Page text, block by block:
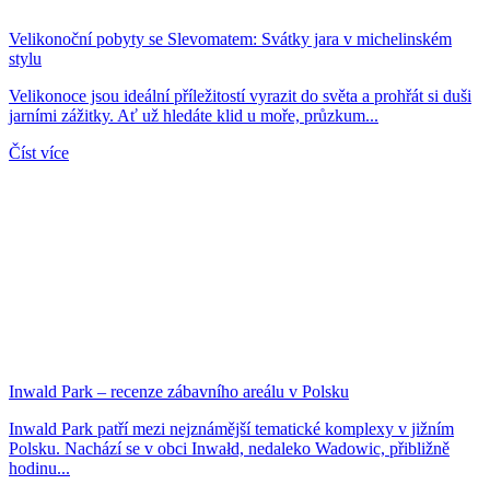
Velikonoční pobyty se Slevomatem: Svátky jara v michelinském
stylu
Velikonoce jsou ideální příležitostí vyrazit do světa a prohřát si duši
jarními zážitky. Ať už hledáte klid u moře, průzkum...
Číst více
Inwald Park – recenze zábavního areálu v Polsku
Inwald Park patří mezi nejznámější tematické komplexy v jižním
Polsku. Nachází se v obci Inwałd, nedaleko Wadowic, přibližně
hodinu...